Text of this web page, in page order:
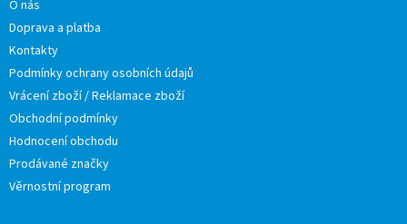
O nás
Doprava a platba
Kontakty
Podmínky ochrany osobních údajů
Vrácení zboží / Reklamace zboží
Obchodní podmínky
Hodnocení obchodu
Prodávané značky
Věrnostní program